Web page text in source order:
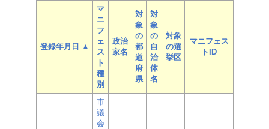
登録年月日 ▲
マ
ニ
フ
ェ
ス
ト
種
別
政治
家名
対
象
の
都
道
府
県
対
象
の
自
治
体
名
対象
の選
挙区
マニフェス
トID
市
議
会